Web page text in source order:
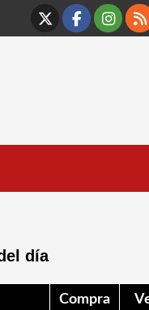
X
día
Compra